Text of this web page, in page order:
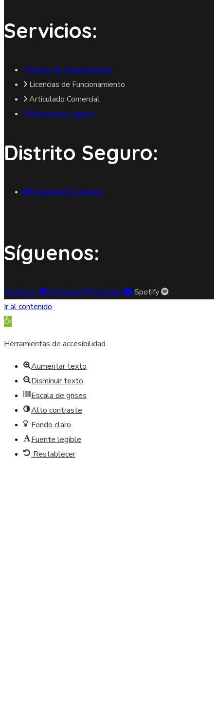
Servicios:
Portal de Transparencia
Licencias de Funcionamiento
Articulado Comercial
Plataforma Facilita
Distrito Seguro:
Seguridad Ciudadana
Síguenos:
Facebook Instagram Youtube
Spotify
Ir al contenido
Abrir barra de herramientas
Herramientas de accesibilidad
Aumentar texto
Disminuir texto
Escala de grises
Alto contraste
Fondo claro
Fuente legible
Restablecer